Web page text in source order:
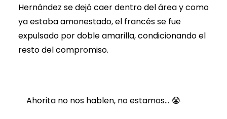
Hernández se dejó caer dentro del área y como
ya estaba amonestado, el francés se fue
expulsado por doble amarilla, condicionando el
resto del compromiso.
Ahorita no nos hablen, no estamos... 😭